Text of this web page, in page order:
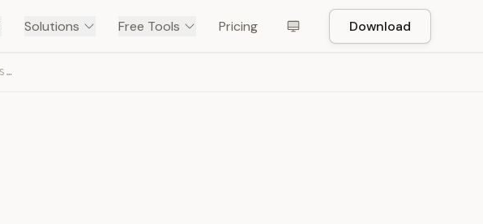
Solutions Free Tools Pricing Download
DISCIPULADO #06: DISCIPLINAS ESPIRITUAIS | PARTE 1 — TRANSCRIPT